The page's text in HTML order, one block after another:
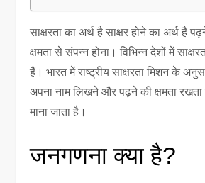
साक्षरता का अर्थ है साक्षर होने का अर्थ है
क्षमता से संपन्न होना। विभिन्न देशों में
हैं। भारत में राष्ट्रीय साक्षरता मिशन के
अपना नाम लिखने और पढ़ने की क्षमता रखता
माना जाता है।
जनगणना क्या है?